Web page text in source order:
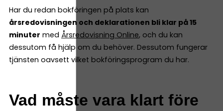
Har du redan bokföringen på plats kan
årsredovisningen och deklarationen bli klar på 15
minuter med Årsredovisning Online, och du kan
dessutom få hjälp om du behöver. Dessutom fungerar
tjänsten oavsett vilket bokföringsprogram du har.
Vad måste vara klart före